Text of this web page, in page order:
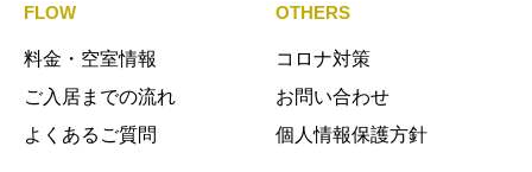
FLOW
料金・空室情報
ご入居までの流れ
よくあるご質問
OTHERS
コロナ対策
お問い合わせ
個人情報保護方針